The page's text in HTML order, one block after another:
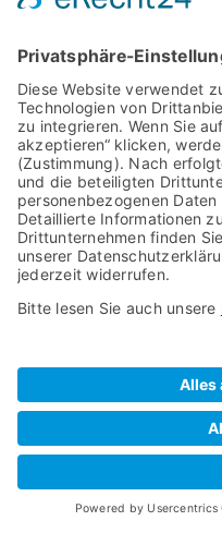
der Agentur
[ ] Wireframe
Design startet
[ ] Copywriting auf
ausrichten
[ ] Tracking-
werden gemessen?
[ ] Mobile-Ansicht
Nach Dem Go-Live
[ ] Core Web
kontrollieren
[ ] A/B-Test für